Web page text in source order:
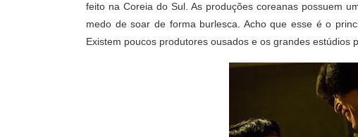
feito na Coreia do Sul. As produções coreanas possuem
medo de soar de forma burlesca. Acho que esse é o
Existem poucos produtores ousados e os grandes estúdios